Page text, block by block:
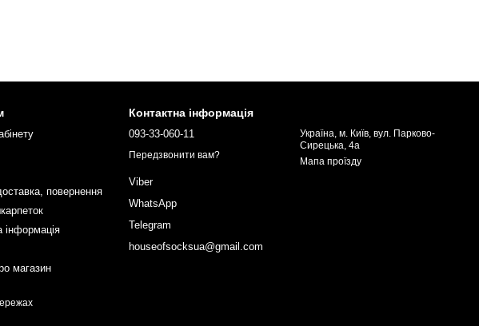
повернення
інформація
магазин
Контактна інформація
093-33-060-11
Передзвонити вам?
Viber
WhatsApp
Telegram
houseofsocksua@gmail.com
Україна, м. Київ, вул. Парково-
Сирецька, 4а
Мапа проїзду